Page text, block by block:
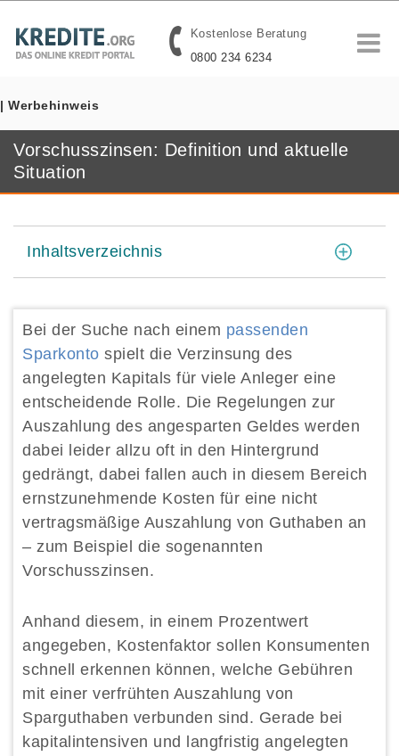
Kostenlose Beratung
0800 234 6234
| Werbehinweis
Vorschusszinsen: Definition und aktuelle
Situation
Inhaltsverzeichnis
Bei der Suche nach einem passenden
Sparkonto spielt die Verzinsung des
angelegten Kapitals für viele Anleger eine
entscheidende Rolle. Die Regelungen zur
Auszahlung des angesparten Geldes werden
dabei leider allzu oft in den Hintergrund
gedrängt, dabei fallen auch in diesem Bereich
ernstzunehmende Kosten für eine nicht
vertragsmäßige Auszahlung von Guthaben an
– zum Beispiel die sogenannten
Vorschusszinsen.
Anhand diesem, in einem Prozentwert
angegeben, Kostenfaktor sollen Konsumenten
schnell erkennen können, welche Gebühren
mit einer verfrühten Auszahlung von
Sparguthaben verbunden sind. Gerade bei
kapitalintensiven und langfristig angelegten